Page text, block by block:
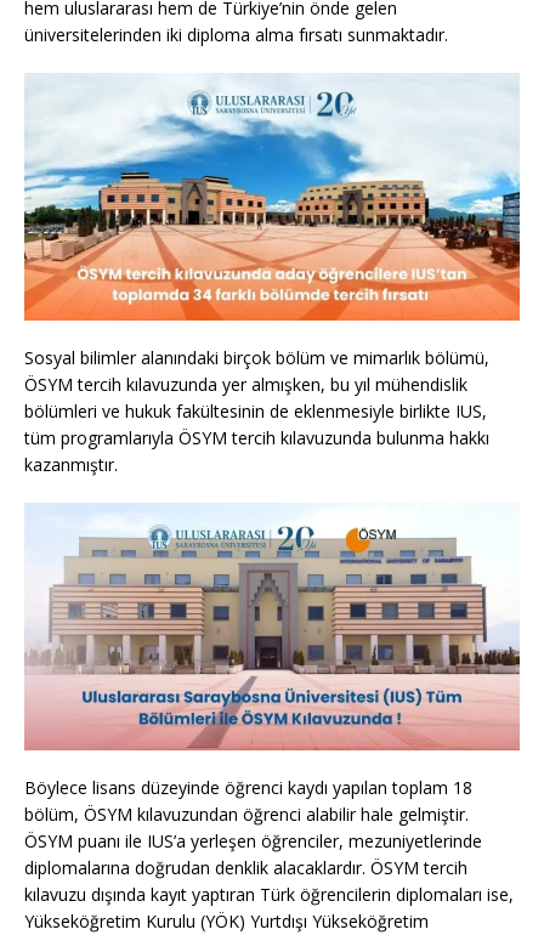
hem uluslararası hem de Türkiye’nin önde gelen
üniversitelerinden iki diploma alma fırsatı sunmaktadır.
Sosyal bilimler alanındaki birçok bölüm ve mimarlık bölümü,
ÖSYM tercih kılavuzunda yer almışken, bu yıl mühendislik
bölümleri ve hukuk fakültesinin de eklenmesiyle birlikte IUS,
tüm programlarıyla ÖSYM tercih kılavuzunda bulunma hakkı
kazanmıştır.
Böylece lisans düzeyinde öğrenci kaydı yapılan toplam 18
bölüm, ÖSYM kılavuzundan öğrenci alabilir hale gelmiştir.
ÖSYM puanı ile IUS’a yerleşen öğrenciler, mezuniyetlerinde
diplomalarına doğrudan denklik alacaklardır. ÖSYM tercih
kılavuzu dışında kayıt yaptıran Türk öğrencilerin diplomaları ise,
Yükseköğretim Kurulu (YÖK) Yurtdışı Yükseköğretim